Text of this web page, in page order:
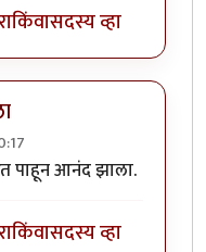
किंवासदस्य व्हा
पाहून आनंद झाला.
किंवासदस्य व्हा